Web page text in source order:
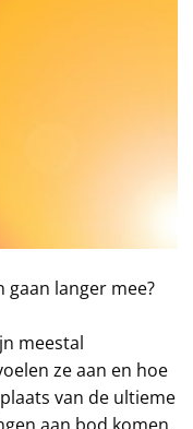
gaan langer mee?
meestal
ze aan en hoe
van de ultieme